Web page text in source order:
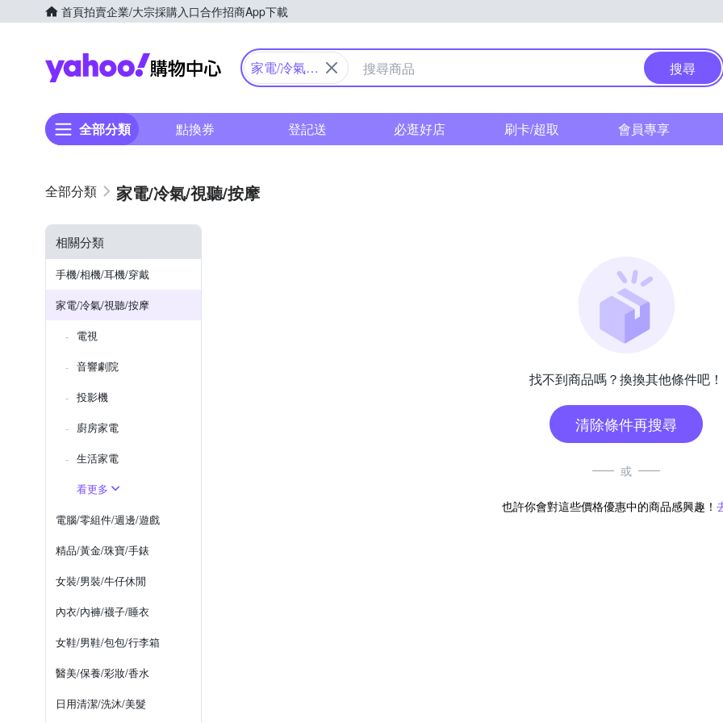
首頁拍賣企業/大宗採購入口合作招商App下載
Yahoo購物中心
家電/冷氣/
搜尋
全部分類 點換券 登記送 必逛好店 刷卡/超取 會員專享
家電/冷氣/視聽/按摩
相關分類
手機/相機/耳機/穿戴
家電/冷氣/視聽/按摩
電視
音響劇院
投影機
廚房家電
生活家電
看更多
電腦/零組件/週邊/遊戲
精品/黃金/珠寶/手錶
女裝/男裝/牛仔休閒
內衣/內褲/襪子/睡衣
女鞋/男鞋/包包/行李箱
醫美/保養/彩妝/香水
日用清潔/洗沐/美髮
找不到商品嗎？換換其他條件吧！
清除條件再搜尋
或
也許你會對這些價格優惠中的商品感興趣！